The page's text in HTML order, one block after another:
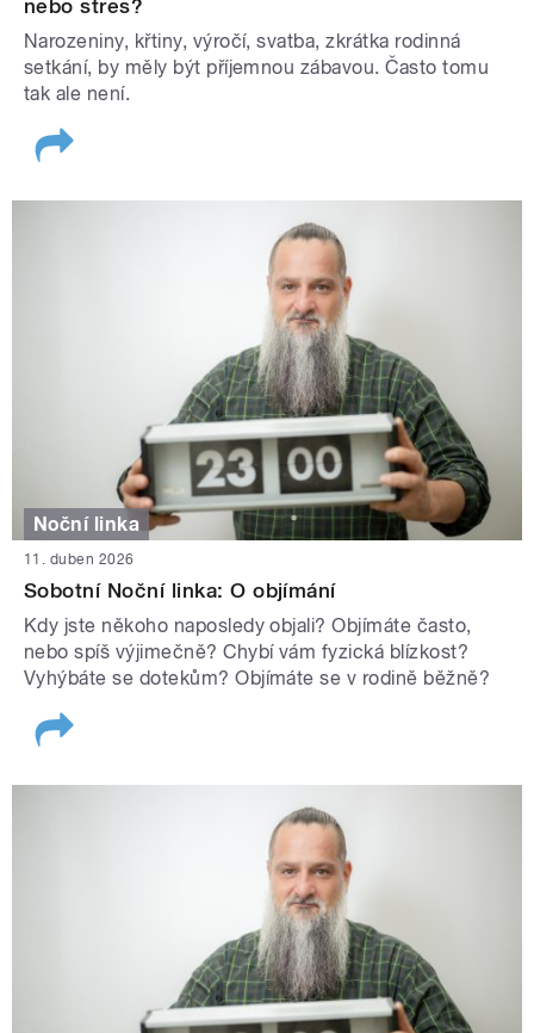
nebo stres?
Narozeniny, křtiny, výročí, svatba, zkrátka rodinná
setkání, by měly být příjemnou zábavou. Často tomu
tak ale není.
Noční linka
11. duben 2026
Sobotní Noční linka: O objímání
Kdy jste někoho naposledy objali? Objímáte často,
nebo spíš výjimečně? Chybí vám fyzická blízkost?
Vyhýbáte se dotekům? Objímáte se v rodině běžně?